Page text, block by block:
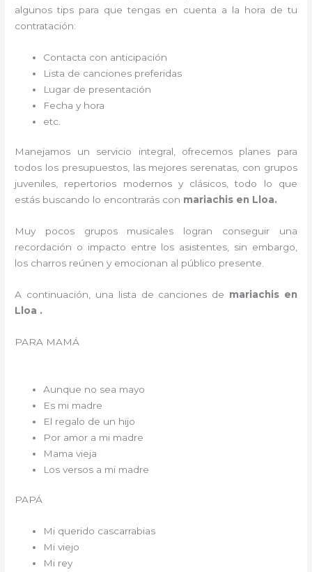
algunos tips para que tengas en cuenta a la hora de tu
contratación:
Contacta con anticipación
Lista de canciones preferidas
Lugar de presentación
Fecha y hora
etc.
Manejamos un servicio integral, ofrecemos planes para
todos los presupuestos, las mejores serenatas, con grupos
juveniles, repertorios modernos y clásicos, todo lo que
estás buscando lo encontrarás con mariachis en Lloa.
Muy pocos grupos musicales logran conseguir una
recordación o impacto entre los asistentes, sin embargo,
los charros reúnen y emocionan al público presente.
A continuación, una lista de canciones de mariachis en
Lloa .
PARA MAMÁ
Aunque no sea mayo
Es mi madre
El regalo de un hijo
Por amor a mi madre
Mama vieja
Los versos a mi madre
PAPÁ
Mi querido cascarrabias
Mi viejo
Mi rey